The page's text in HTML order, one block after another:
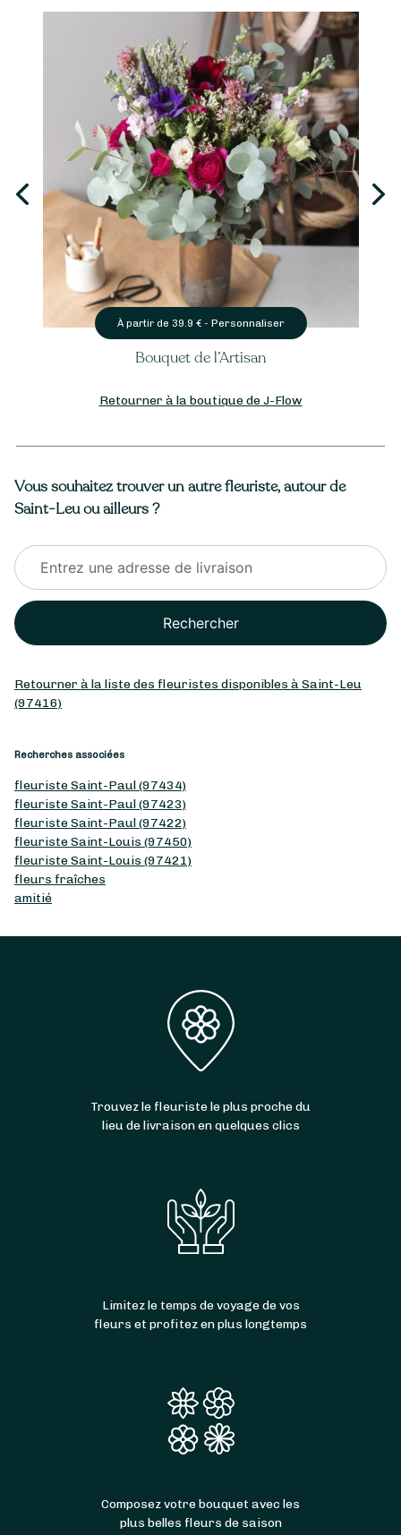
À partir de49€ -Personnaliser
Bouquet Amour
Retourner à la boutique de J-Flow
Vous souhaitez trouver un autre fleuriste, autour de
Saint-Leu ou ailleurs ?
Rechercher
Retourner à la liste des fleuristes disponibles à Saint-Leu
(97416)
Recherches associées
fleuriste Saint-Paul (97434)
fleuriste Saint-Paul (97423)
fleuriste Saint-Paul (97422)
fleuriste Saint-Louis (97450)
fleuriste Saint-Louis (97421)
fleurs fraîches
amitié
Trouvez le fleuriste le plus proche du
lieu de livraison en quelques clics
Limitez le temps de voyage de vos
fleurs et profitez en plus longtemps
Composez votre bouquet avec les
plus belles fleurs de saison